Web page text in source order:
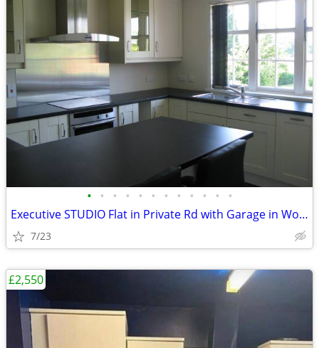
• • • • • • • • • • • •
Executive STUDIO Flat in Private Rd with Garage in Woking, Surrey
7/23
£2,550